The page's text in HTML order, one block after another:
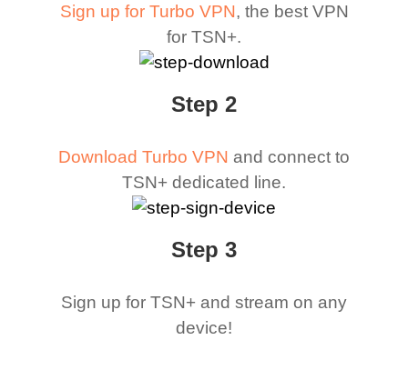
Sign up for Turbo VPN, the best VPN
for TSN+.
Step 2
Download Turbo VPN and connect to
TSN+ dedicated line.
Step 3
Sign up for TSN+ and stream on any
device!